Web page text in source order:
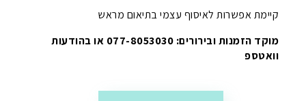
קיימת אפשרות לאיסוף עצמי בתיאום מראש
מוקד הזמנות ובירורים: 077-8053030 או בהודעות
וואטספ